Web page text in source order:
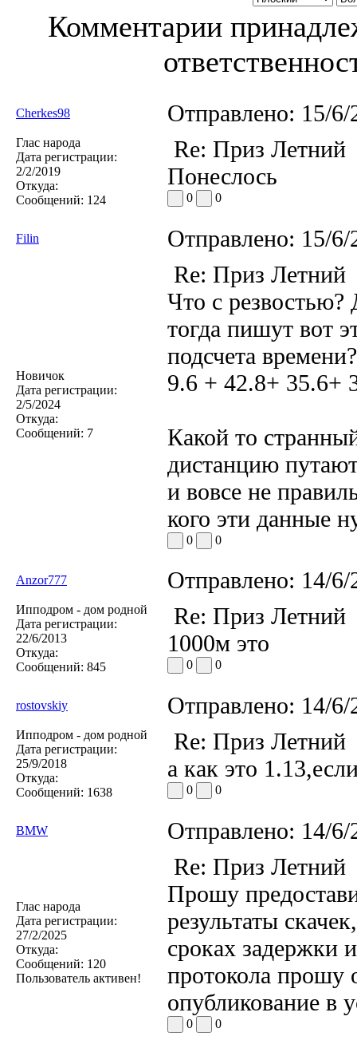
Комментарии
Cherkes98 Отправлено: 15/
Глас народа
Дата регистрации:
2/2/2019
Откуда:
Сообщений: 124
Re: Приз Летний
Понеслось
0 0
Filin Отправлено: 15/
Новичок
Дата регистрации:
2/5/2024
Откуда:
Сообщений: 7
Re: Приз Летний
Что с
тогда пишут вот
подсчета времени?
9.6 + 42.8+ 35.6+
Какой то
дистанцию
и вовсе не
кого эти данные
0 0
Anzor777 Отправлено: 14/
Ипподром - дом родной
Дата регистрации:
22/6/2013
Откуда:
Сообщений: 845
Re: Приз Летний
1000м это
0 0
rostovskiy Отправлено: 14/
Ипподром - дом родной
Дата регистрации:
25/9/2018
Откуда:
Сообщений: 1638
Re: Приз Летний
а как это
0 0
BMW Отправлено: 14/
Глас народа
Дата регистрации:
27/2/2025
Откуда:
Сообщений: 120
Пользователь активен!
Re: Приз Летний
Прошу
результаты
сроках задержки
протокола прошу
опубликование в
0 0